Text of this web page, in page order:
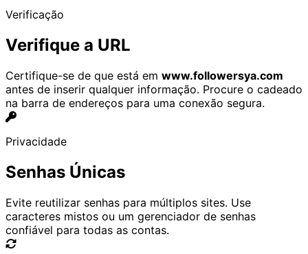
Verificação
Verifique a URL
Certifique-se de que está em www.followersya.com
antes de inserir qualquer informação. Procure o cadeado
na barra de endereços para uma conexão segura.
Privacidade
Senhas Únicas
Evite reutilizar senhas para múltiplos sites. Use
caracteres mistos ou um gerenciador de senhas
confiável para todas as contas.